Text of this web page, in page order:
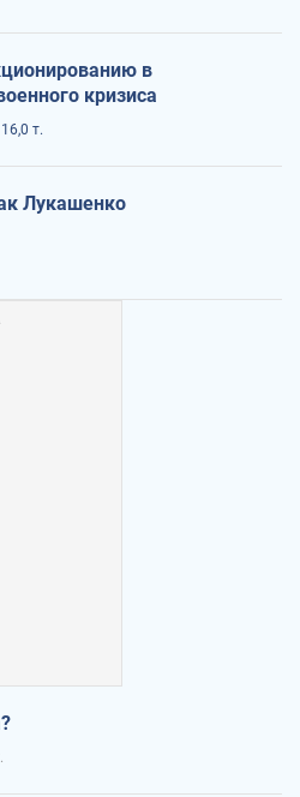
в
кризиса
16,0 т.
Лукашенко